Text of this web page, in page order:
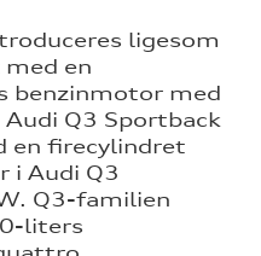
ligesom
med en
benzinmotor med
Q3 Sportback
en firecylindret
i Audi Q3
Q3-familien
liters